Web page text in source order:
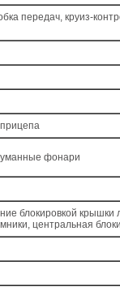
передач, круиз-
фонари
блокировкой крышки
центральная